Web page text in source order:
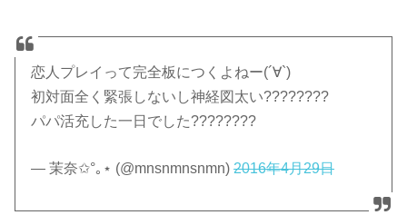
恋人プレイって完全板につくよねー(´∀`)
初対面全く緊張しないし神経図太い????????
パパ活充した一日でした????????
— 茉奈✩°｡⋆ (@mnsnmnsnmn)2016年4月29日